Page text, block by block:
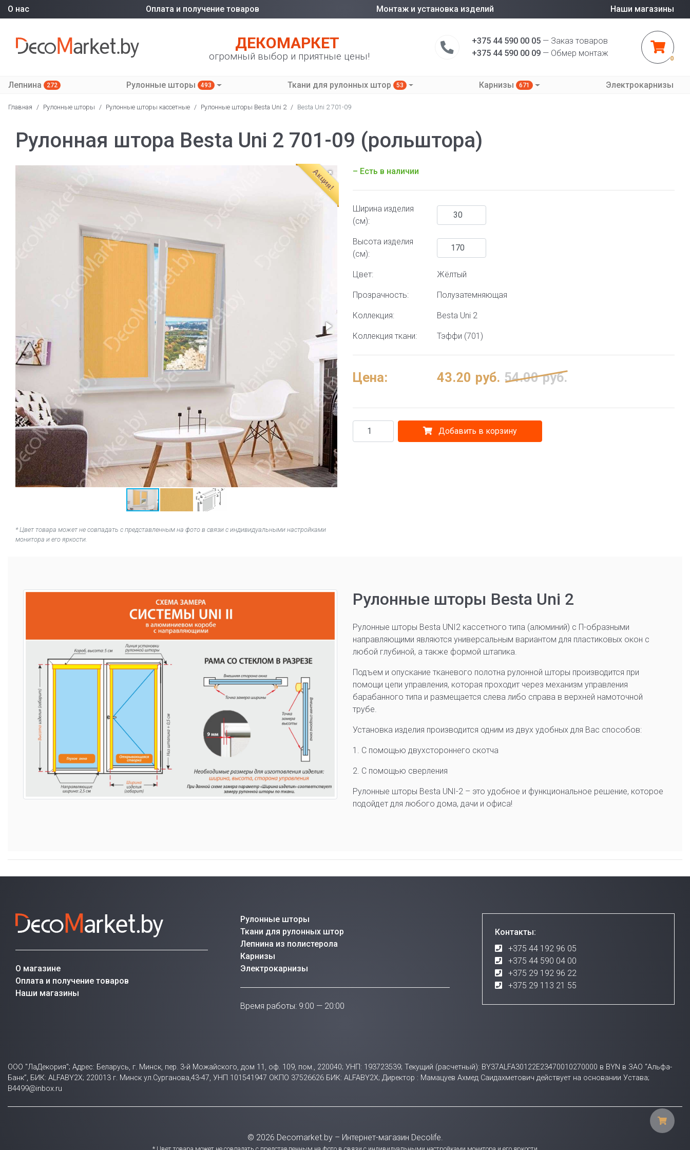
О нас Оплата и получение товаров Монтаж и установка изделий Наши магазины
ДЕКОМАРКЕТ
огромный выбор и приятные цены!
+375 44 590 00 05 — Заказ товаров
+375 44 590 00 09 — Обмер монтаж
0
Лепнина 272 Рулонные шторы 493 Ткани для рулонных штор 53 Карнизы 671 Электрокарнизы
Главная / Рулонные шторы / Рулонные шторы кассетные / Рулонные шторы Besta Uni 2 / Besta Uni 2 701-09
Рулонная штора Besta Uni 2 701-09 (рольштора)
Акция!
* Цвет товара может не совпадать с представленным на фото в связи с индивидуальными настройками
монитора и его яркости.
– Есть в наличии
Ширина изделия
(см):
Высота изделия
(см):
Цвет: Жёлтый
Прозрачность: Полузатемняющая
Коллекция: Besta Uni 2
Коллекция ткани: Тэффи (701)
Цена: 43.20 руб. 54.00 руб.
Добавить в корзину
Рулонные шторы Besta Uni 2
Рулонные шторы Besta UNI2 кассетного типа (алюминий) с П-образными
направляющими являются универсальным вариантом для пластиковых окон с
любой глубиной, а также формой штапика.
Подъем и опускание тканевого полотна рулонной шторы производится при
помощи цепи управления, которая проходит через механизм управления
барабанного типа и размещается слева либо справа в верхней намоточной
трубе.
Установка изделия производится одним из двух удобных для Вас способов:
1. С помощью двухстороннего скотча
2. С помощью сверления
Рулонные шторы Besta UNI-2 – это удобное и функциональное решение, которое
подойдет для любого дома, дачи и офиса!
О магазине
Оплата и получение товаров
Наши магазины
Рулонные шторы
Ткани для рулонных штор
Лепнина из полистерола
Карнизы
Электрокарнизы
Время работы: 9:00 — 20:00
Контакты:
+375 44 192 96 05
+375 44 590 04 00
+375 29 192 96 22
+375 29 113 21 55
ООО "ЛаДекория"; Адрес: Беларусь, г. Минск, пер. 3-й Можайского, дом 11, оф. 109, пом., 220040; УНП: 193723539; Текущий (расчетный): BY37ALFA30122E23470010270000 в BYN в ЗАО “Альфа-
Банк”, БИК: ALFABY2X; 220013 г. Минск ул.Сурганова,43-47, УНП 101541947 ОКПО 37526626 БИК: ALFABY2X; Директор : Мамацуев Ахмед Саидахметович действует на основании Устава;
B4499@inbox.ru
© 2026 Decomarket.by – Интернет-магазин Decolife.